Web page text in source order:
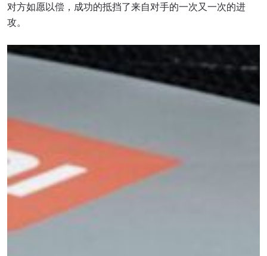
对方如愿以偿，成功的抵挡了来自对手的一次又一次的进
攻。